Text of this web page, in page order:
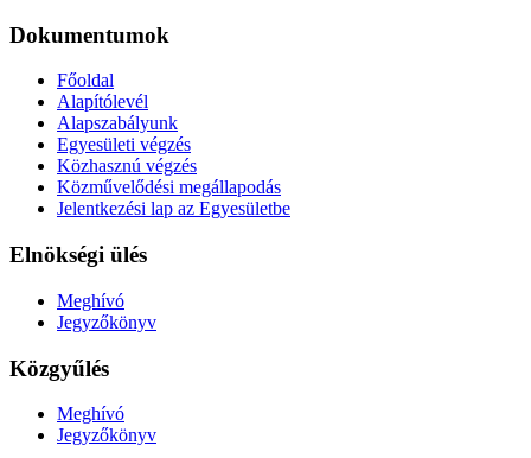
Dokumentumok
Főoldal
Alapítólevél
Alapszabályunk
Egyesületi végzés
Közhasznú végzés
Közművelődési megállapodás
Jelentkezési lap az Egyesületbe
Elnökségi ülés
Meghívó
Jegyzőkönyv
Közgyűlés
Meghívó
Jegyzőkönyv